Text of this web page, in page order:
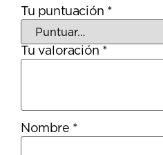
Tu puntuación *
Tu valoración *
Nombre *